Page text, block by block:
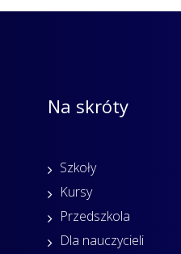
Na skróty
Szkoły
Kursy
Przedszkola
Dla nauczycieli